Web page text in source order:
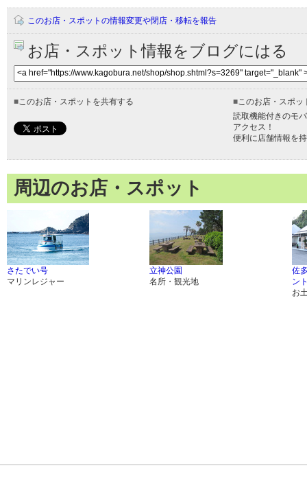
このお店・スポットの情報変更や閉店・移転を報告
お店・スポット情報をブログにはる
■ このお店・スポットを共有する ■ このお店・スポ
読取機能付きのモ
アクセス！
便利に店舗情報を
周辺のお店・スポット
さたでい号
マリンレジャー
立神公園
名所・観光地
佐
ン
お